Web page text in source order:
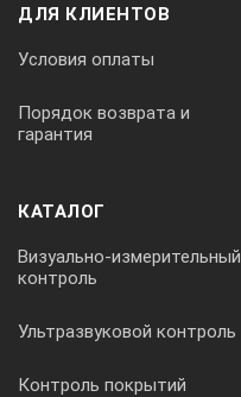
ДЛЯ КЛИЕНТОВ
Условия оплаты
Порядок возврата и
гарантия
КАТАЛОГ
Визуально-измерительный
контроль
Ультразвуковой контроль
Контроль покрытий